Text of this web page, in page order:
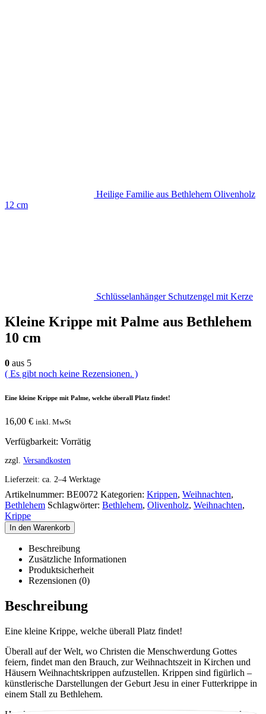
Heilige Familie aus Bethlehem Olivenholz
12 cm
Schlüsselanhänger Schutzengel mit Kerze
Kleine Krippe mit Palme aus Bethlehem
10 cm
0 aus 5
( Es gibt noch keine Rezensionen. )
Eine kleine Krippe mit Palme, welche überall Platz findet!
16,00 € inkl. MwSt
Verfügbarkeit: Vorrätig
zzgl. Versandkosten
Lieferzeit: ca. 2–4 Werktage
Artikelnummer: BE0072 Kategorien: Krippen, Weihnachten,
Bethlehem Schlagwörter: Bethlehem, Olivenholz, Weihnachten,
Krippe
In den Warenkorb
Beschreibung
Zusätzliche Informationen
Produktsicherheit
Rezensionen (0)
Beschreibung
Eine kleine Krippe, welche überall Platz findet!
Überall auf der Welt, wo Christen die Menschwerdung Gottes
feiern, findet man den Brauch, zur Weihnachtszeit in Kirchen und
Häusern Weihnachtskrippen aufzustellen. Krippen sind figürlich –
künstlerische Darstellungen der Geburt Jesu in einer Futterkrippe in
einem Stall zu Bethlehem.